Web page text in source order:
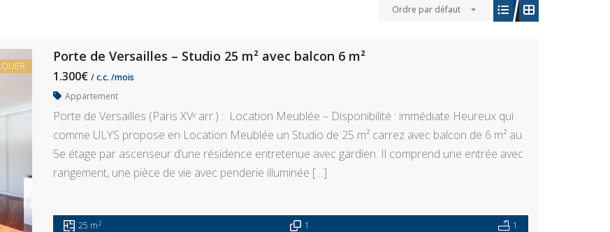
Ordre par défaut
Porte de Versailles – Studio 25 m² avec balcon 6 m²
1.300€ / c.c. /mois
Appartement
Porte de Versailles (Paris XVᵉ arr.) : Location Meublée – Disponibilité : immédiate Heureux qui
comme ULYS propose en Location Meublée un Studio de 25 m² carrez avec balcon de 6 m² au
5e étage par ascenseur d’une résidence entretenue avec gardien. Il comprend une entrée avec
rangement, une pièce de vie avec penderie illuminée […]
25 m2 1 1